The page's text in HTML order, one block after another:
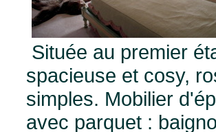
Située au premier
spacieuse et cosy,
simples. Mobilier
avec parquet :